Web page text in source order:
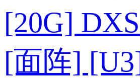
[20G]
[面阵]